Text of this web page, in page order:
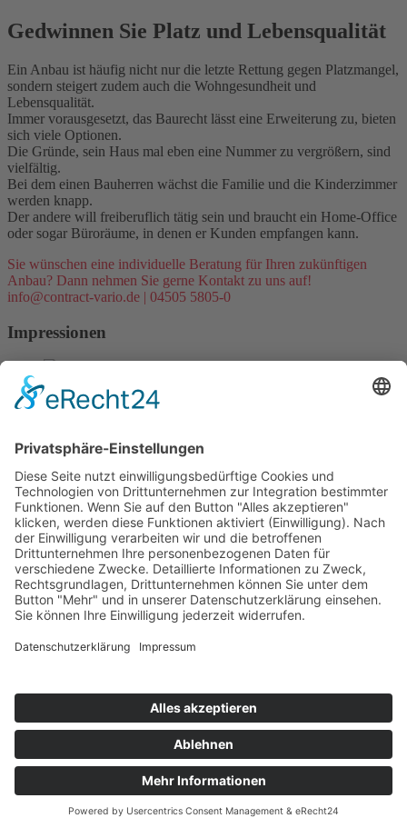
Gedwinnen Sie Platz und Lebensqualität
Ein Anbau ist häufig nicht nur die letzte Rettung gegen Platzmangel,
sondern steigert zudem auch die Wohngesundheit und
Lebensqualität.
Immer vorausgesetzt, das Baurecht lässt eine Erweiterung zu, bieten
sich viele Optionen.
Die Gründe, sein Haus mal eben eine Nummer zu vergrößern, sind
vielfältig.
Bei dem einen Bauherren wächst die Familie und die Kinderzimmer
werden knapp.
Der andere will freiberuflich tätig sein und braucht ein Home-Office
oder sogar Büroräume, in denen er Kunden empfangen kann.
Sie wünschen eine individuelle Beratung für Ihren zukünftigen
Anbau? Dann nehmen Sie gerne Kontakt zu uns auf!
info@contract-vario.de | 04505 5805-0
Impressionen
zurück
Impressum|Datenschutz|Barrierefreiheitserklärung|Infopaket
Seite drucken